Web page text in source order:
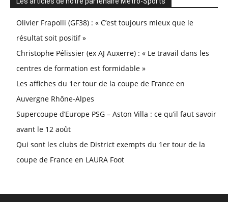
Olivier Frapolli (GF38) : « C’est toujours mieux que le
résultat soit positif »
Christophe Pélissier (ex AJ Auxerre) : « Le travail dans les
centres de formation est formidable »
Les affiches du 1er tour de la coupe de France en
Auvergne Rhône-Alpes
Supercoupe d’Europe PSG – Aston Villa : ce qu’il faut savoir
avant le 12 août
Qui sont les clubs de District exempts du 1er tour de la
coupe de France en LAURA Foot